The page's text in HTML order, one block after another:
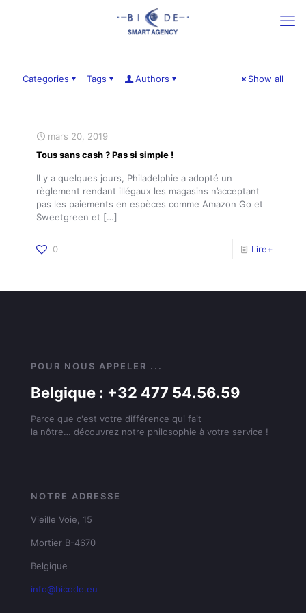
Categories Tags Authors Show all
mars 20, 2019
Tous sans cash ? Pas si simple !
Il y a quelques jours, Philadelphie a adopté un
règlement rendant illégaux les magasins n’acceptant
pas les paiements en espèces comme Amazon Go et
Sweetgreen et […]
0 Lire+
POUR NOUS APPELER ...
Belgique : +32 477 54.56.59
Parce que c'est votre différence qui fait
la nôtre… découvrez notre philosophie à votre service !
NOTRE ADRESSE
Vieille Voie, 15
Mortier B-4670
Belgique
info@bicode.eu